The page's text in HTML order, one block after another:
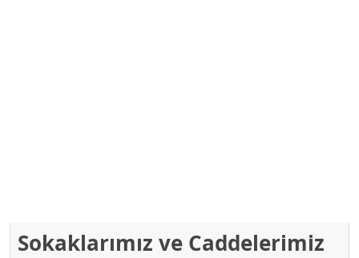
Sokaklarımız ve Caddelerimiz